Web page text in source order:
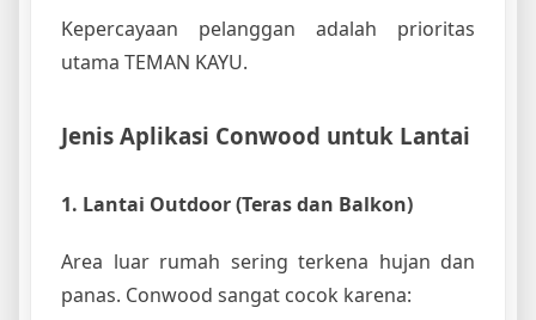
Kepercayaan pelanggan adalah prioritas
utama TEMAN KAYU.
Jenis Aplikasi Conwood untuk Lantai
1. Lantai Outdoor (Teras dan Balkon)
Area luar rumah sering terkena hujan dan
panas. Conwood sangat cocok karena: